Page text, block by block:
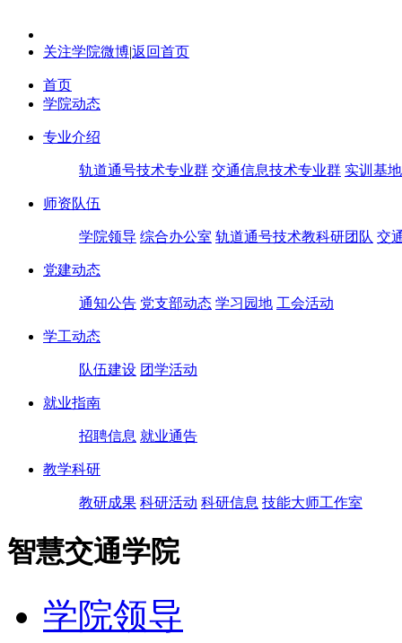
关注学院微博|返回首页
首页
学院动态
专业介绍
轨道通号技术专业群 交通信息技术专业群 实训基地
师资队伍
学院领导 综合办公室 轨道通号技术教科研团队 交
党建动态
通知公告 党支部动态 学习园地 工会活动
学工动态
队伍建设 团学活动
就业指南
招聘信息 就业通告
教学科研
教研成果 科研活动 科研信息 技能大师工作室
智慧交通学院
学院领导